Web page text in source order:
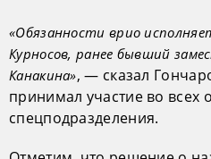
«Обязанности врио
Курносов, ранее бывший
Канакина», — сказал
принимал участие во всех
спецподразделения.